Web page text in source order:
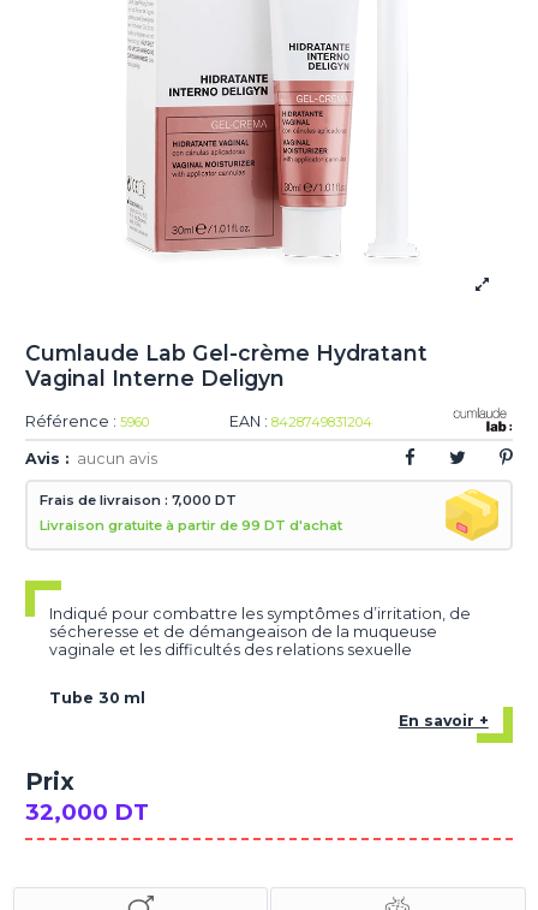
Cumlaude Lab Gel-crème Hydratant
Vaginal Interne Deligyn
Référence : 5960 EAN : 8428749831204
Avis : aucun avis
Frais de livraison : 7,000 DT
Livraison gratuite à partir de 99 DT d'achat
Indiqué pour combattre les symptômes d’irritation, de
sécheresse et de démangeaison de la muqueuse
vaginale et les difficultés des relations sexuelle
Tube 30 ml
En savoir +
Prix
32,000 DT